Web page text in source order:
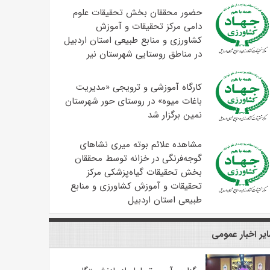
حضور محققان بخش تحقیقات علوم
دامی مرکز تحقیقات و آموزش
کشاورزی و منابع طبیعی استان اردبیل
در مناطق روستایی شهرستان نیر
کارگاه آموزشی و ترویجی «مدیریت
باغات میوه» در روستای حور شهرستان
نمین برگزار شد
مشاهده علائم بوته میری نشاهای
گوجه‌فرنگی در خزانه توسط محققان
بخش تحقیقات گیاه‌پزشکی مرکز
تحقیقات و آموزش کشاورزی و منابع
طبیعی استان اردبیل
اخبار عمومی